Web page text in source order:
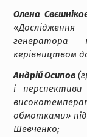
Олена
генератора
керівництвом
Андрій Осипов
і
обмотками»
Шевченко;